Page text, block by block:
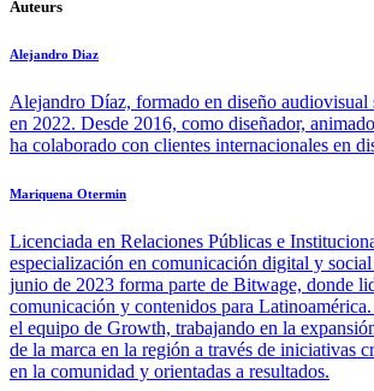
Auteurs
Alejandro Diaz
Alejandro Díaz, formado en diseño audiovisual
en 2022. Desde 2016, como diseñador,
ha colaborado con clientes internacionales en
Mariquena Otermin
Licenciada en Relaciones Públicas e
especialización en comunicación digital y
junio de 2023 forma parte de Bitwage, donde
comunicación y contenidos para
el equipo de Growth, trabajando en la
de la marca en la región a través de iniciativas
en la comunidad y orientadas a resultados.